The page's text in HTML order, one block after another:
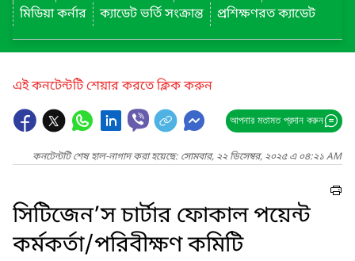
মিডিয়া কর্নার
ক্যাডেট ভর্তি সংক্রান্ত প্রশিক্ষণরত ক্যাডেট
এই কনটেন্টটি শেয়ার করতে ক্লিক করুন
আপনার মতামত প্রদান করুন
কনটেন্টটি শেষ হাল-নাগাদ করা হয়েছে: সোমবার, ২২ ডিসেম্বর, ২০২৫ এ ০৪:২১ AM
সিটিজেন’স চার্টার ফোকাল পয়েন্ট
কর্মকর্তা/পরিবীক্ষণ কমিটি